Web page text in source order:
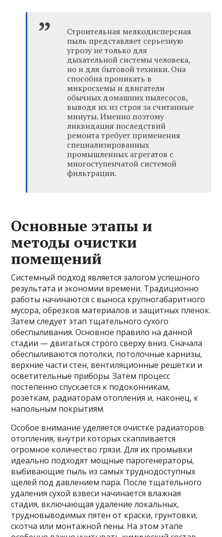
Строительная мелкодисперсная
пыль представляет серьезную
угрозу не только для
дыхательной системы человека,
но и для бытовой техники. Она
способна проникать в
микросхемы и двигатели
обычных домашних пылесосов,
выводя их из строя за считанные
минуты. Именно поэтому
ликвидация последствий
ремонта требует применения
специализированных
промышленных агрегатов с
многоступенчатой системой
фильтрации.
Основные этапы и
методы очистки
помещений
Системный подход является залогом успешного
результата и экономии времени. Традиционно
работы начинаются с выноса крупногабаритного
мусора, обрезков материалов и защитных пленок.
Затем следует этап тщательного сухого
обеспыливания. Основное правило на данной
стадии — двигаться строго сверху вниз. Сначала
обеспыливаются потолки, потолочные карнизы,
верхние части стен, вентиляционные решетки и
осветительные приборы. Затем процесс
постепенно спускается к подоконникам,
розеткам, радиаторам отопления и, наконец, к
напольным покрытиям.
Особое внимание уделяется очистке радиаторов
отопления, внутри которых скапливается
огромное количество грязи. Для их промывки
идеально подходят мощные парогенераторы,
выбивающие пыль из самых труднодоступных
щелей под давлением пара. После тщательного
удаления сухой взвеси начинается влажная
стадия, включающая удаление локальных,
трудновыводимых пятен от краски, грунтовки,
скотча или монтажной пены. На этом этапе